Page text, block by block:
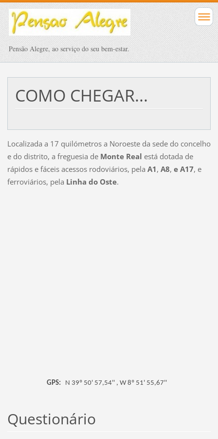
Pensão Alegre, ao serviço do seu bem-estar.
COMO CHEGAR...
Localizada a 17 quilómetros a Noroeste da sede do concelho
e do distrito, a freguesia de Monte Real está dotada de
rápidos e fáceis acessos rodoviários, pela A1, A8, e A17, e
ferroviários, pela Linha do Oste.
GPS: N 39º 50' 57,54'' , W 8º 51' 55,67''
Questionário